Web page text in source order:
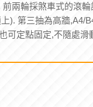
兩輪採煞車式的滾輪
). 第三抽為高牆,A4/
可定點固定,不隨處滑